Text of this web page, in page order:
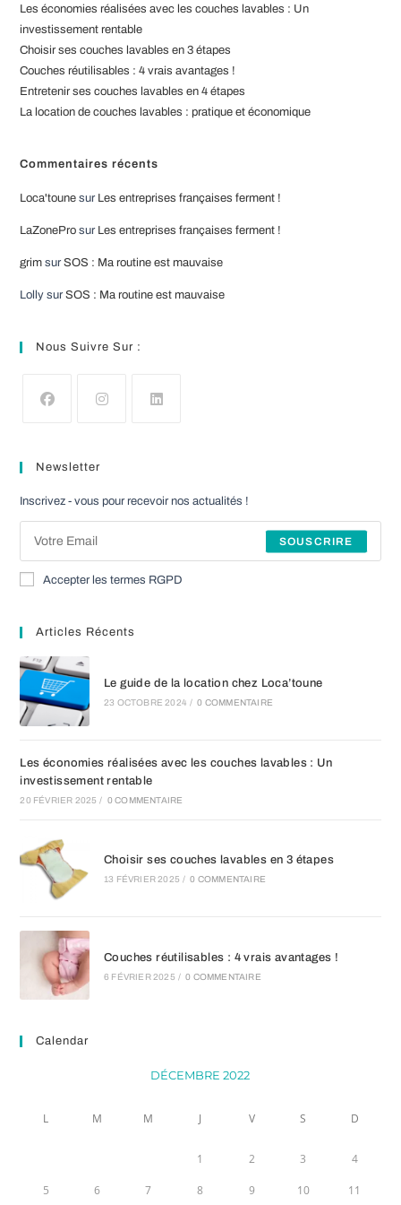
v
e
Les économies réalisées avec les couches lavables : Un
investissement rentable
Choisir ses couches lavables en 3 étapes
Couches réutilisables : 4 vrais avantages !
Entretenir ses couches lavables en 4 étapes
La location de couches lavables : pratique et économique
Commentaires récents
Loca'toune sur Les entreprises françaises ferment !
LaZonePro sur Les entreprises françaises ferment !
grim surSOS : Ma routine est mauvaise
Lolly surSOS : Ma routine est mauvaise
Nous Suivre Sur :
nouvel
onglet
nouvel
onglet
nouvel
onglet
Newsletter
Inscrivez - vous pour recevoir nos actualités !
SOUSCRIRE
Accepter les termes RGPD
Articles Récents
Le guide de la location chez Loca’toune
23 OCTOBRE 2024 / 0 COMMENTAIRE
Les économies réalisées avec les couches lavables : Un
investissement rentable
20 FÉVRIER 2025 / 0 COMMENTAIRE
Choisir ses couches lavables en 3 étapes
13 FÉVRIER 2025 / 0 COMMENTAIRE
Couches réutilisables : 4 vrais avantages !
6 FÉVRIER 2025 / 0 COMMENTAIRE
Calendar
DÉCEMBRE 2022
L M M J V S D
1 2 3 4
5 6 7 8 9 10 11